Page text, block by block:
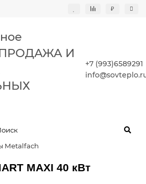
₽
+7 (993)6589291
Metalfach
MAXI 40 кВт